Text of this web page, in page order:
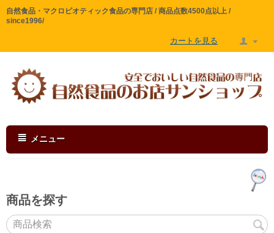
自然食品・マクロビオティック食品の専門店 / 商品点数4500点以上 /
since1996/
カートを見る
メニュー
商品を探す